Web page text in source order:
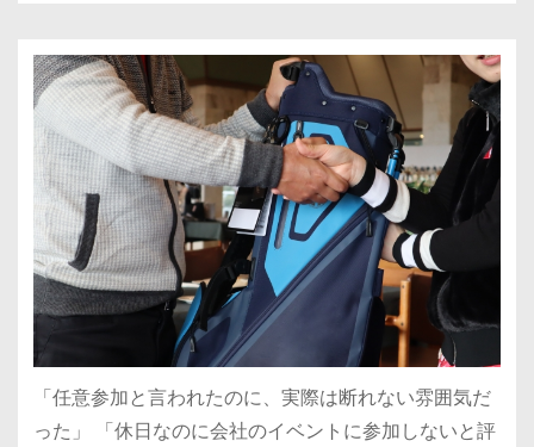
「任意参加と言われたのに、実際は断れない雰囲気だ
った」 「休日なのに会社のイベントに参加しないと評